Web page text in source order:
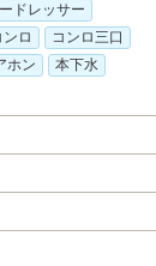
ドレッサー
ロ
コンロ三口
ホン
本下水